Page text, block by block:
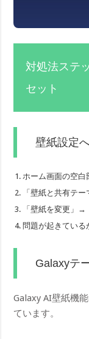
対処法ステ
セット
壁紙設定
ホーム画面の空白
「壁紙と共有テ
「壁紙を変更」→
問題が起きている
Galaxyテ
Galaxy AI壁紙機
ています。